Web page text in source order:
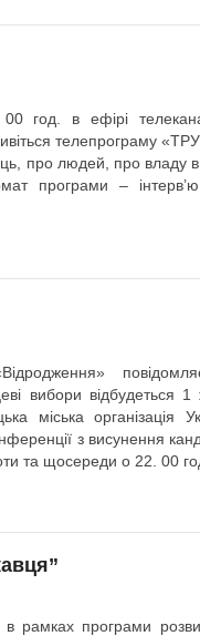
год. в ефірі
телепрограму
про людей, про владу в
програми –
вибори відбудеться
міська організація
з висунення
та щосереди о 22. 00
рамках програми